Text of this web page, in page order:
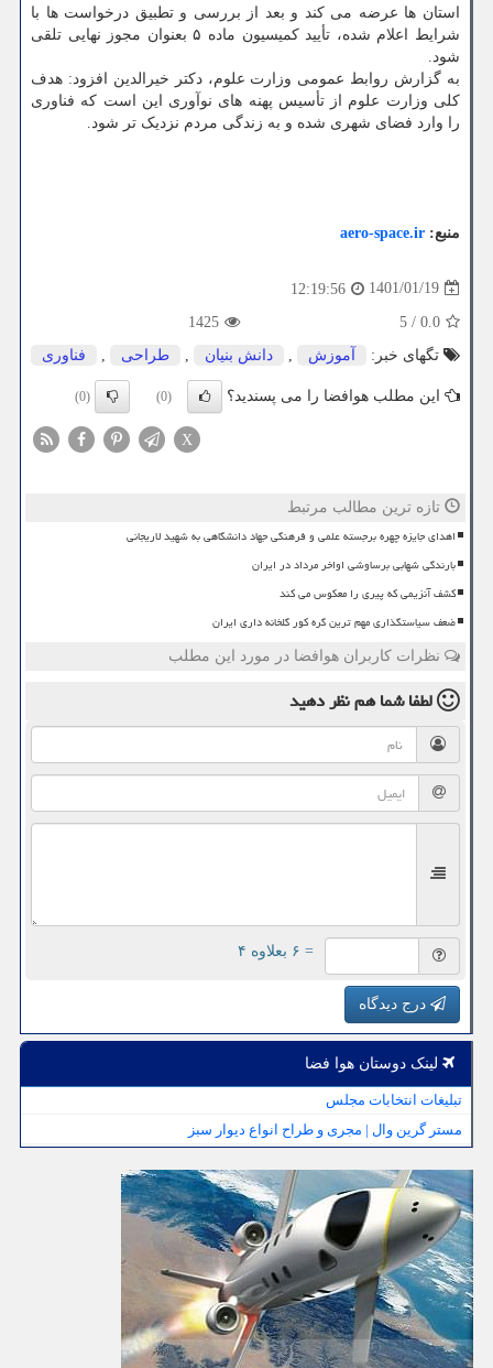
استان ها عرضه می کند و بعد از بررسی و تطبیق درخواست ها با
شرایط اعلام شده، تأیید کمیسیون ماده ۵ بعنوان مجوز نهایی تلقی
شود.
به گزارش روابط عمومی وزارت علوم، دکتر خیرالدین افزود: هدف
کلی وزارت علوم از تأسیس پهنه های نوآوری این است که فناوری
را وارد فضای شهری شده و به زندگی مردم نزدیک تر شود.
منبع: aero-space.ir
1401/01/19
12:19:56
0.0
/
5
1425
تگهای خبر:
آموزش , دانش بنیان , طراحی , فناوری
این مطلب هوافضا را می پسندید؟ (0)
(0)
X
تازه ترین مطالب مرتبط
اهدای جایزه چهره برجسته علمی و فرهنگی جهاد دانشگاهی به شهید لاریجانی
بارندگی شهابی برساوشی اواخر مرداد در ایران
کشف آنزیمی که پیری را معکوس می کند
ضعف سیاستگذاری مهم ترین گره کور گلخانه داری ایران
نظرات کاربران هوافضا در مورد این مطلب
لطفا شما همنظر دهید
= ۶ بعلاوه ۴
درج دیدگاه
لینک دوستان هوا فضا
تبلیغات انتخابات مجلس
مستر گرین وال | مجری و طراح انواع دیوار سبز